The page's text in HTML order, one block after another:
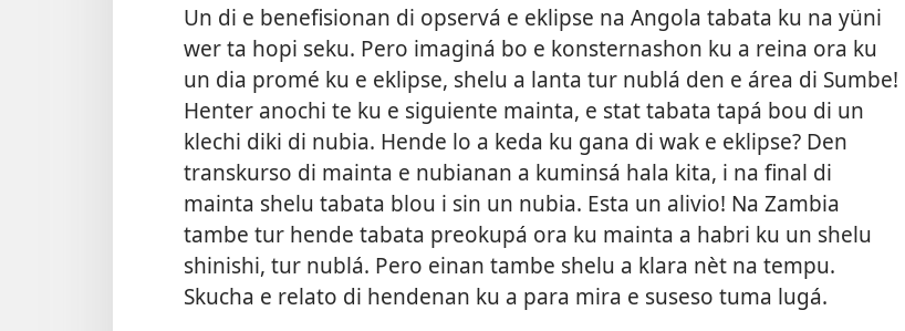
Un di e benefisionan di opservá e eklipse na Angola tabata ku na yüni
wer ta hopi seku. Pero imaginá bo e konsternashon ku a reina ora ku
un dia promé ku e eklipse, shelu a lanta tur nublá den e área di Sumbe!
Henter anochi te ku e siguiente mainta, e stat tabata tapá bou di un
klechi diki di nubia. Hende lo a keda ku gana di wak e eklipse? Den
transkurso di mainta e nubianan a kuminsá hala kita, i na final di
mainta shelu tabata blou i sin un nubia. Esta un alivio! Na Zambia
tambe tur hende tabata preokupá ora ku mainta a habri ku un shelu
shinishi, tur nublá. Pero einan tambe shelu a klara nèt na tempu.
Skucha e relato di hendenan ku a para mira e suseso tuma lugá.